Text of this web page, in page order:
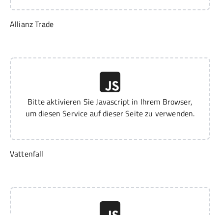
Allianz Trade
Bitte aktivieren Sie Javascript in Ihrem Browser,
um diesen Service auf dieser Seite zu verwenden.
Vattenfall